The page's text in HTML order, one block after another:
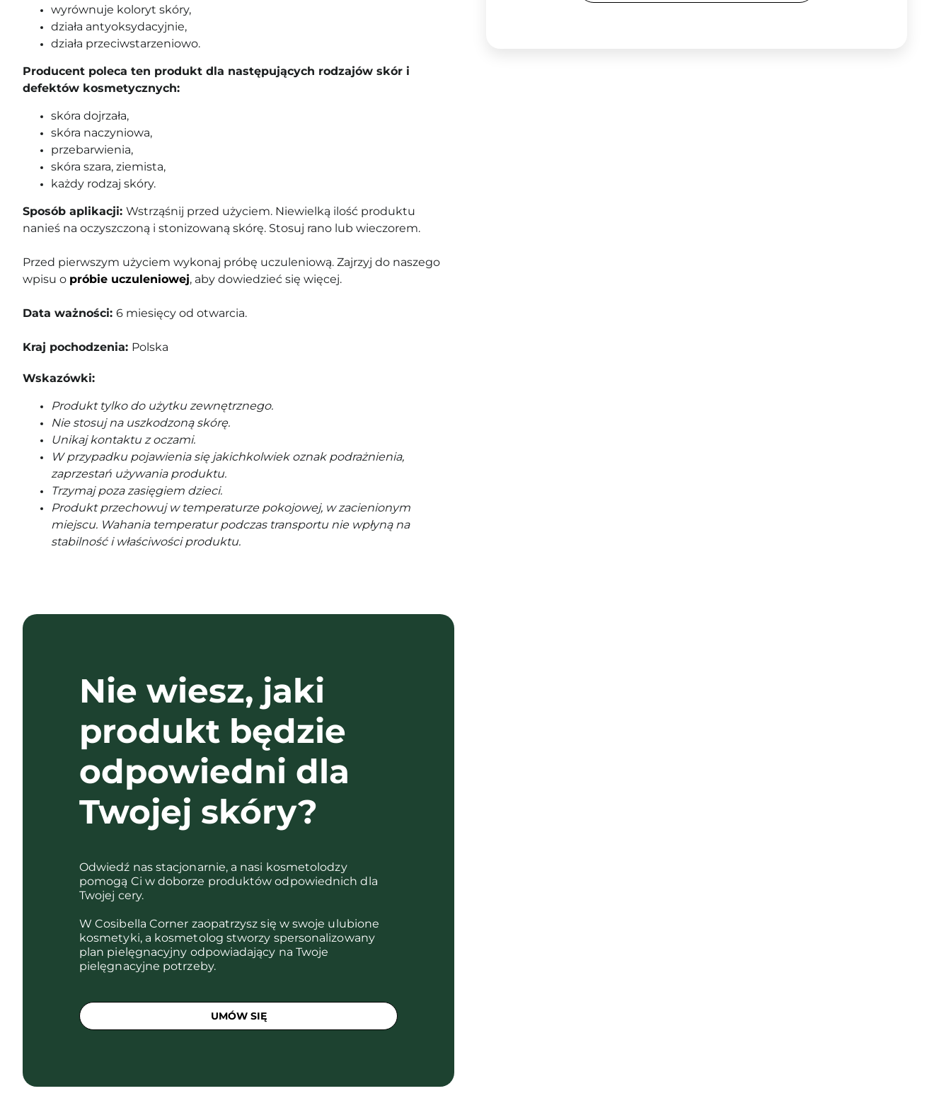
wyrównuje koloryt skóry,
działa antyoksydacyjnie,
działa przeciwstarzeniowo.
Producent poleca ten produkt dla następujących rodzajów skór i
defektów kosmetycznych:
skóra dojrzała,
skóra naczyniowa,
przebarwienia,
skóra szara, ziemista,
każdy rodzaj skóry.
Sposób aplikacji: Wstrząśnij przed użyciem. Niewielką ilość produktu
nanieś na oczyszczoną i stonizowaną skórę. Stosuj rano lub wieczorem.
Przed pierwszym użyciem wykonaj próbę uczuleniową. Zajrzyj do naszego
wpisu o próbie uczuleniowej, aby dowiedzieć się więcej.
Data ważności: 6 miesięcy od otwarcia.
Kraj pochodzenia: Polska
Wskazówki:
Produkt tylko do użytku zewnętrznego.
Nie stosuj na uszkodzoną skórę.
Unikaj kontaktu z oczami.
W przypadku pojawienia się jakichkolwiek oznak podrażnienia,
zaprzestań używania produktu.
Trzymaj poza zasięgiem dzieci.
Produkt przechowuj w temperaturze pokojowej, w zacienionym
miejscu. Wahania temperatur podczas transportu nie wpłyną na
stabilność i właściwości produktu.
Nie wiesz, jaki
produkt będzie
odpowiedni dla
Twojej skóry?
Odwiedź nas stacjonarnie, a nasi kosmetolodzy
pomogą Ci w doborze produktów odpowiednich dla
Twojej cery.
W Cosibella Corner zaopatrzysz się w swoje ulubione
kosmetyki, a kosmetolog stworzy spersonalizowany
plan pielęgnacyjny odpowiadający na Twoje
pielęgnacyjne potrzeby.
UMÓW SIĘ